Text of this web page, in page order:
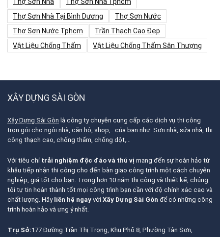
Thợ Sơn Nhà Tại Bình Dương
Thợ Sơn Nước
Thợ Sơn Nước Tphcm
Trần Thạch Cao Đẹp
Vật Liệu Chống Thấm
Vật Liệu Chống Thấm Sân Thượng
XÂY DỰNG SÀI GÒN
Xây Dựng Sài Gòn là công ty chuyên cung cấp các dịch vụ thi công
trọn gói cho ngôi nhà, căn hộ, shop,.. của bạn như: Sơn nhà, sửa nhà, thi
công thạch cao, chống thấm, chống dột,…
Với tiêu chí trải nghiệm độc đáo và thú vị mang đến sự hoàn hảo từ
khâu tiếp nhận thi công cho đến bàn giao công trình một cách chuyên
nghiệp, giá tốt cho bạn. Trong hơn 10 năm thi công và thiết kế, chúng
tôi tự tin hoàn thành tốt mọi công trình bạn cần với độ chính xác cao và
chất lượng. Hãy liên hệ ngay với Xây Dựng Sài Gòn để có những công
trình hoàn hảo và ưng ý nhất.
Trụ Sở:177 Đường Trần Thị Trọng, Khu Phố 8, Phường Tân Sơn,